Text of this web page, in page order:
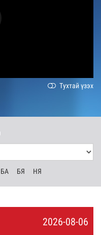
Тухтай үзэх
БА БЯ НЯ
2026-08-06